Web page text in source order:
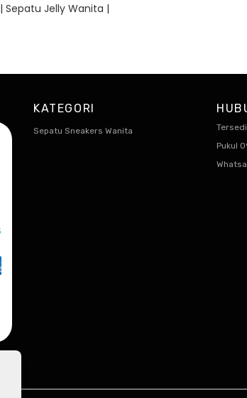
| Sepatu Jelly Wanita |
KATEGORI
Sepatu Sneakers Wanita
Pukul